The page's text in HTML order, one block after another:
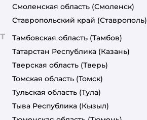
Смоленская область (Смоленск)
Ставропольский край (Ставрополь)
Т Тамбовская область (Тамбов)
Татарстан Республика (Казань)
Тверская область (Тверь)
Томская область (Томск)
Тульская область (Тула)
Тыва Республика (Кызыл)